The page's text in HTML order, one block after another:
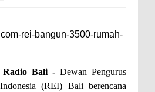
Bali - Dewan Pengurus
(REI) Bali berencana